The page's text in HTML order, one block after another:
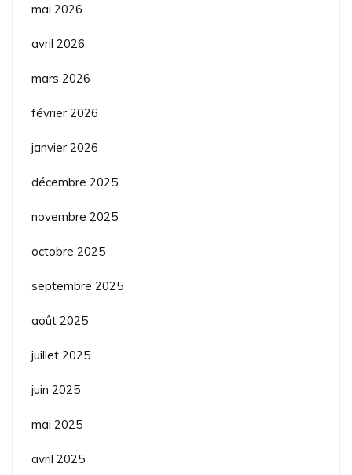
mai 2026
avril 2026
mars 2026
février 2026
janvier 2026
décembre 2025
novembre 2025
octobre 2025
septembre 2025
août 2025
juillet 2025
juin 2025
mai 2025
avril 2025